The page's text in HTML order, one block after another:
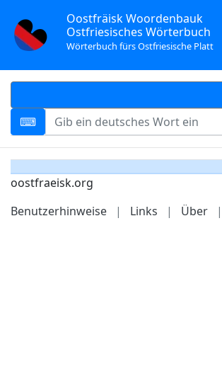
Oostfräisk Woordenbauk
Ostfriesisches Wörterbuch
Wörterbuch fürs Ostfriesische Platt
oostfraeisk.org
Benutzerhinweise
| Links | Über |